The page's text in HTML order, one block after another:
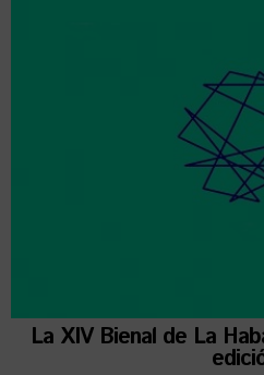
La XIV Bienal de La